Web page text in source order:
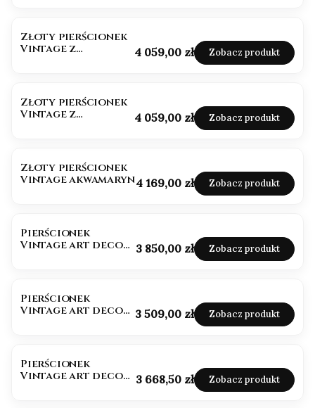
Złoty pierścionek
Vintage z
Cena
4 059,00 zł Zobacz produkt
Złoty pierścionek
Vintage z
Cena
4 059,00 zł Zobacz produkt
Złoty pierścionek
Vintage akwamarynCena
4 169,00 zł Zobacz produkt
Pierścionek
Vintage art deco
Cena
3 850,00 zł Zobacz produkt
Pierścionek
Vintage art deco
Cena
3 509,00 zł Zobacz produkt
Pierścionek
Vintage art deco
Cena
3 668,50 zł Zobacz produkt